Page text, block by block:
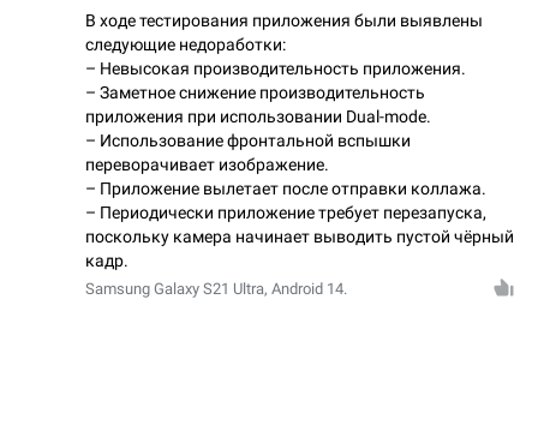
В ходе тестирования приложения были выявлены
следующие недоработки:
– Невысокая производительность приложения.
– Заметное снижение производительность
приложения при использовании Dual-mode.
– Использование фронтальной вспышки
переворачивает изображение.
– Приложение вылетает после отправки коллажа.
– Периодически приложение требует перезапуска,
поскольку камера начинает выводить пустой чёрный
кадр.
Samsung Galaxy S21 Ultra, Android 14.